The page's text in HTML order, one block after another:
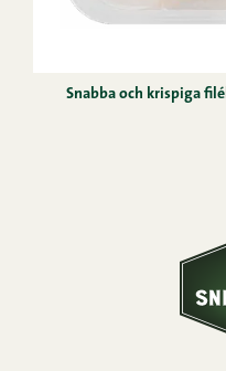
Snabba och krispiga